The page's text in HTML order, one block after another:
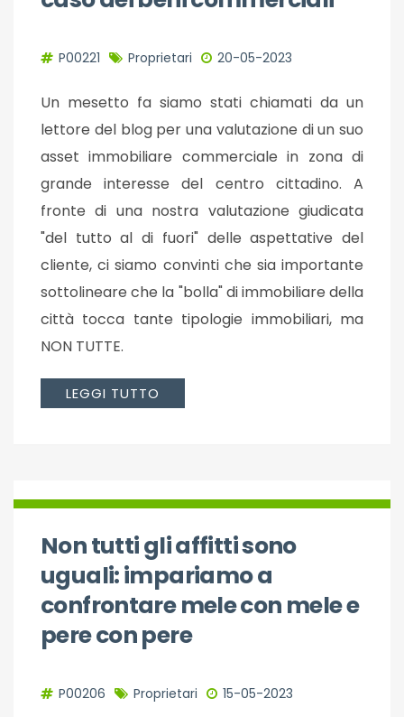
P00221 Proprietari 20-05-2023
Un mesetto fa siamo stati chiamati da un
lettore del blog per una valutazione di un suo
asset immobiliare commerciale in zona di
grande interesse del centro cittadino. A
fronte di una nostra valutazione giudicata
"del tutto al di fuori" delle aspettative del
cliente, ci siamo convinti che sia importante
sottolineare che la "bolla" di immobiliare della
città tocca tante tipologie immobiliari, ma
NON TUTTE.
LEGGI TUTTO
Non tutti gli affitti sono
uguali: impariamo a
confrontare mele con mele e
pere con pere
P00206 Proprietari 15-05-2023